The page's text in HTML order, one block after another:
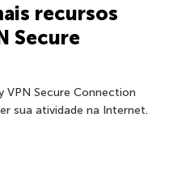
recursos
Secure
VPN Secure Connection
sua atividade na Internet.